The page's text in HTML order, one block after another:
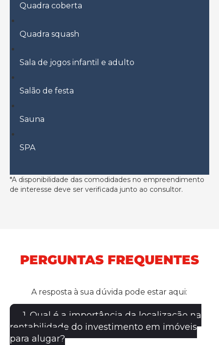
Quadra coberta
Quadra squash
Sala de jogos infantil e adulto
Salão de festa
Sauna
SPA
*A disponibilidade das comodidades no empreendimento
de interesse deve ser verificada junto ao consultor.
PERGUNTAS FREQUENTES
A resposta à sua dúvida pode estar aqui:
1. Qual é a importância da localização na
rentabilidade do investimento em imóveis
para alugar?